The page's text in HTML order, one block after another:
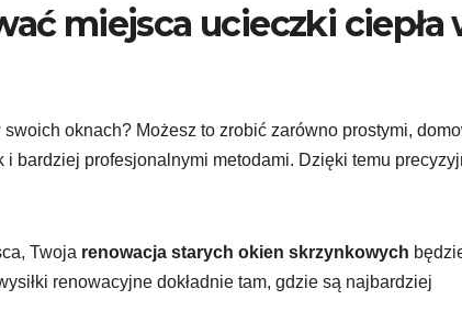
miejsca ucieczki ciepła
swoich oknach? Możesz to zrobić zarówno prostymi,
i bardziej profesjonalnymi metodami. Dzięki temu
Twoja renowacja starych okien skrzynkowych
renowacyjne dokładnie tam, gdzie są najbardziej